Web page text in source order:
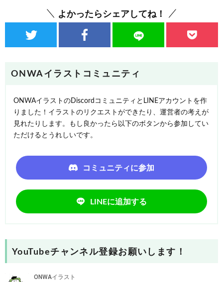
よかったらシェアしてね！
ONWAイラストコミュニティ
ONWAイラストのDiscordコミュニティとLINEアカウントを作
りました！イラストのリクエストができたり、運営者の考えが
見れたりします。もし良かったら以下のボタンから参加してい
ただけるとうれしいです。
コミュニティに参加
LINEに追加する
YouTubeチャンネル登録お願いします！